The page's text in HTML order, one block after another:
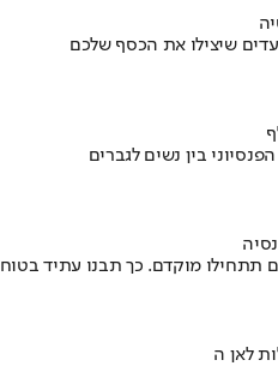
שיצילו את הכסף שלכם
בין נשים לגברים
תתחילו מוקדם. כך תבנו עתיד בטוח